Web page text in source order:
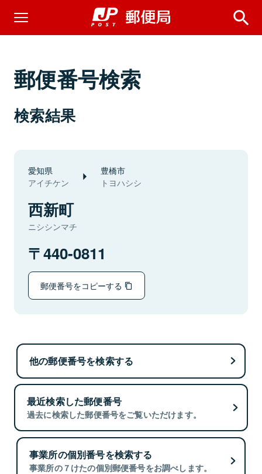
郵便番号検索
検索結果
愛知県
アイチケン
豊橋市
トヨハシシ
西新町
ニシシンマチ
440-0811
郵便番号をコピーする
他の郵便番号を検索する
最近検索した郵便番号
過去に検索した郵便番号をご覧いただけます。
事業所の個別番号を検索する
事業所の７けたの個別郵便番号をお調べします。